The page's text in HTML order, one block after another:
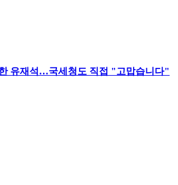
유재석…국세청도 직접 "고맙습니다"